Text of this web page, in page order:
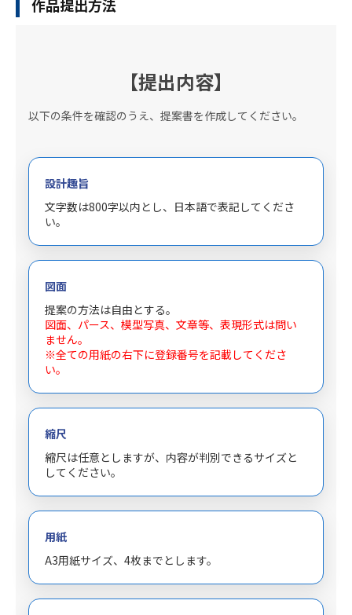
作品提出方法
【提出内容】
以下の条件を確認のうえ、提案書を作成してください。
設計趣旨
文字数は800字以内とし、日本語で表記してくださ
い。
図面
提案の方法は自由とする。
図面、パース、模型写真、文章等、表現形式は問い
ません。
※全ての用紙の右下に登録番号を記載してくださ
い。
縮尺
縮尺は任意としますが、内容が判別できるサイズと
してください。
用紙
A3用紙サイズ、4枚までとします。